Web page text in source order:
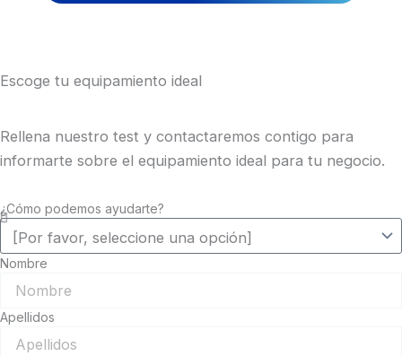
Escoge tu equipamiento ideal
Rellena nuestro test y contactaremos contigo para
informarte sobre el equipamiento ideal para tu negocio.
¿Cómo podemos ayudarte?
Nombre
Apellidos